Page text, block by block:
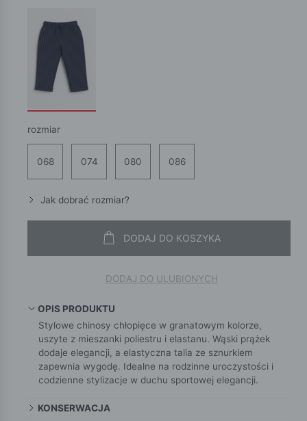
rozmiar
068 074 080 086
Jak dobrać rozmiar?
DODAJ DO KOSZYKA
DODAJ DO ULUBIONYCH
OPIS PRODUKTU
Stylowe chinosy chłopięce w granatowym kolorze,
uszyte z mieszanki poliestru i elastanu. Wąski prążek
dodaje elegancji, a elastyczna talia ze sznurkiem
zapewnia wygodę. Idealne na rodzinne uroczystości i
codzienne stylizacje w duchu sportowej elegancji.
KONSERWACJA